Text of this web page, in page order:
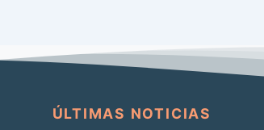
ÚLTIMAS NOTICIAS